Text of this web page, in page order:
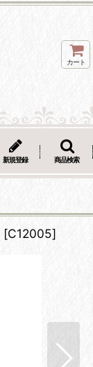
カート
新規登録 商品検索
[C12005]